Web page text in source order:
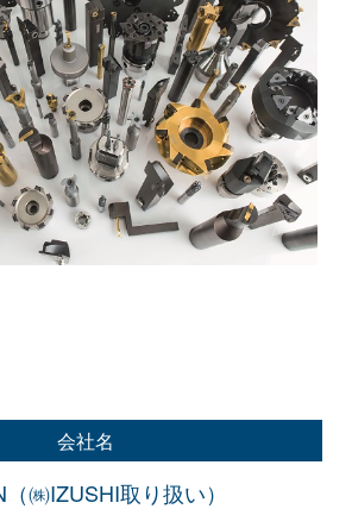
Next
会社名
㈱IZUSHI取り扱い）